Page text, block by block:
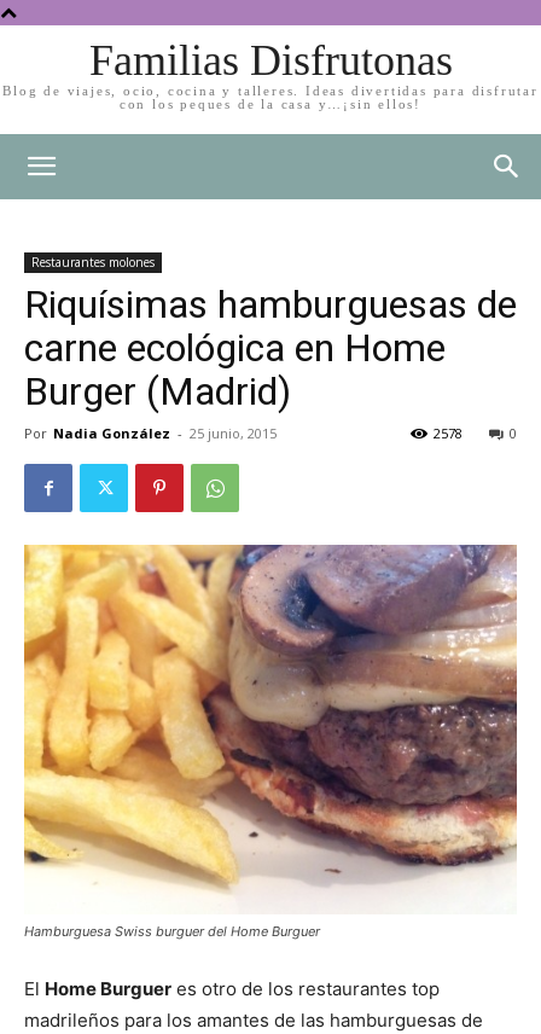
Familias Disfrutonas
Blog de viajes, ocio, cocina y talleres. Ideas divertidas para disfrutar
con los peques de la casa y…¡sin ellos!
Restaurantes molones
Riquísimas hamburguesas de
carne ecológica en Home
Burger (Madrid)
Por Nadia González - 25 junio, 2015 0
2578
Hamburguesa Swiss burguer del Home Burguer
El Home Burguer es otro de los restaurantes top
madrileños para los amantes de las hamburguesas de